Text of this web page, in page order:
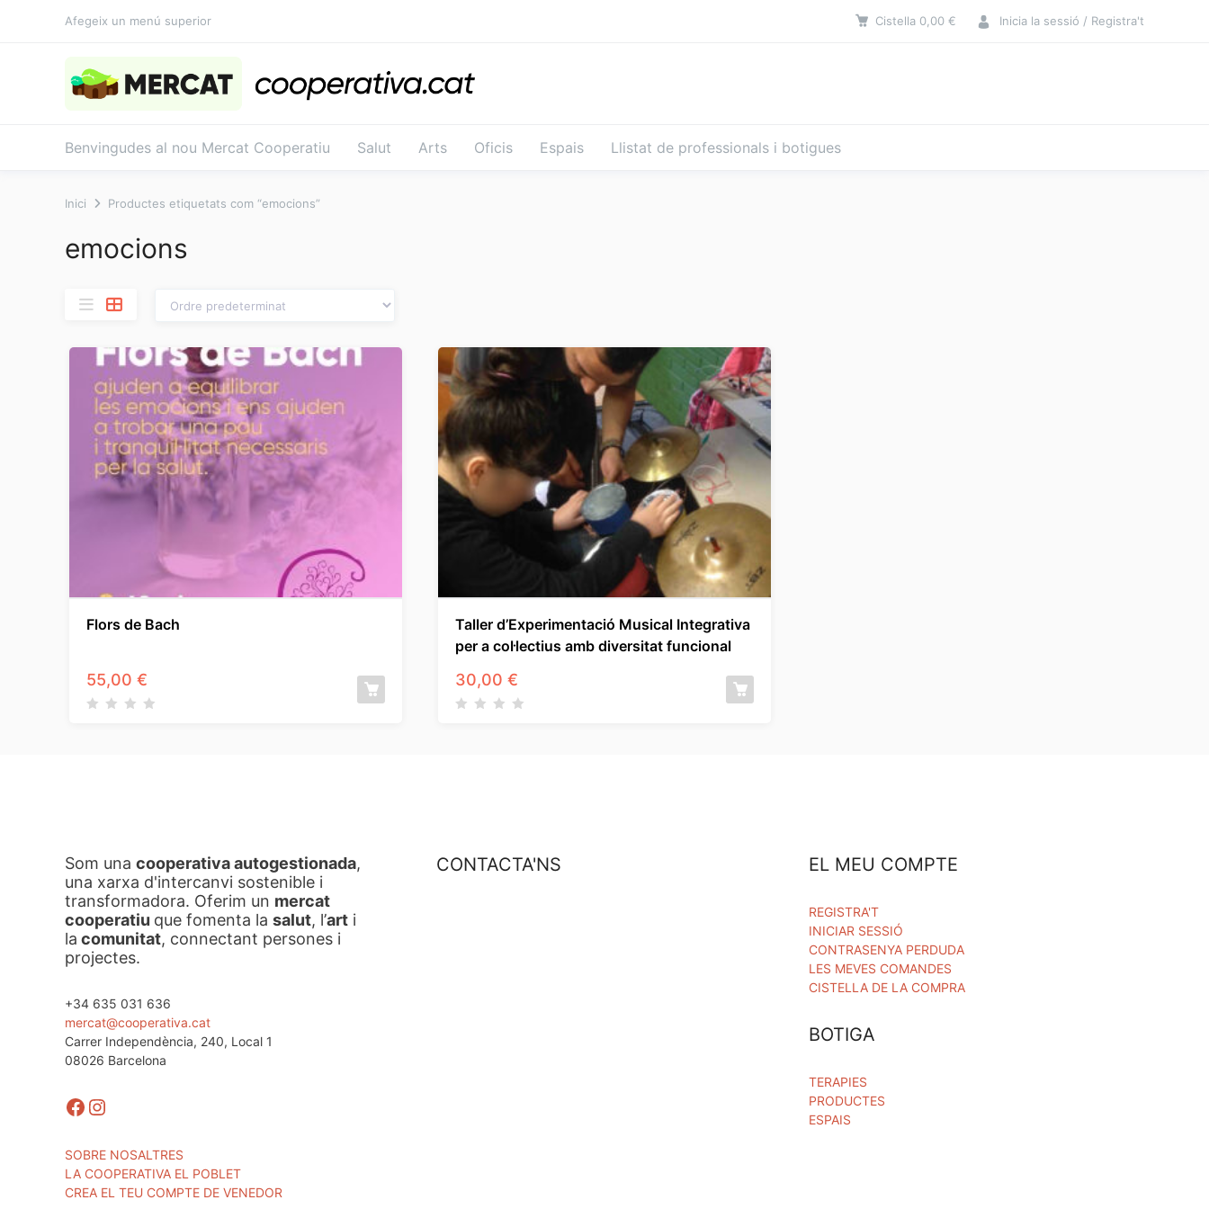
Afegeix un menú superior Cistella 0,00 € Inicia la sessió / Registra't
Benvingudes al nou Mercat Cooperatiu Salut Arts Oficis Espais Llistat de professionals i botigues
Inici Productes etiquetats com “emocions”
emocions
Flors de Bach
55,00 €
Taller d’Experimentació Musical Integrativa
per a col·lectius amb diversitat funcional
30,00 €
Som una cooperativa autogestionada,
una xarxa d'intercanvi sostenible i
transformadora. Oferim un mercat
cooperatiu que fomenta la salut, l’art i
la comunitat, connectant persones i
projectes.
+34 635 031 636
mercat@cooperativa.cat
Carrer Independència, 240, Local 1
08026 Barcelona
Facebook
Instagram
SOBRE NOSALTRES
LA COOPERATIVA EL POBLET
CREA EL TEU COMPTE DE VENEDOR
CONTACTA'NS EL MEU COMPTE
REGISTRA'T
INICIAR SESSIÓ
CONTRASENYA PERDUDA
LES MEVES COMANDES
CISTELLA DE LA COMPRA
BOTIGA
TERAPIES
PRODUCTES
ESPAIS